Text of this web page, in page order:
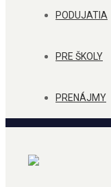
PODUJATIA
PRE ŠKOLY
PRENÁJMY